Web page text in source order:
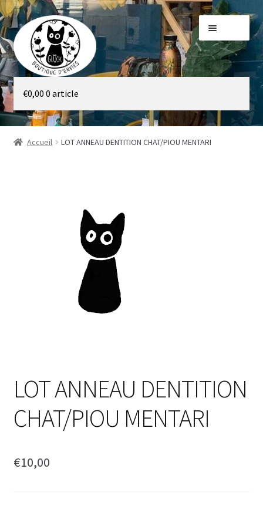
Aller
à
la
navigation
Aller
au
contenu
Galerie
Boutique
€0,00 0 article
Accueil LOT ANNEAU DENTITION CHAT/PIOU MENTARI
LOT ANNEAU DENTITION
CHAT/PIOU MENTARI
€10,00